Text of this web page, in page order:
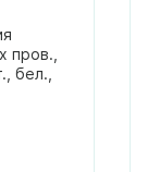
пров.,
бел.,